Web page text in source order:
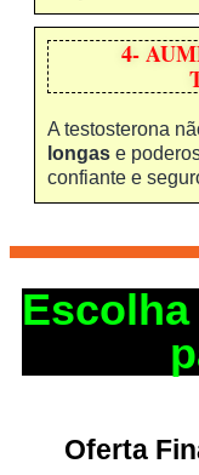
4-
A testosterona
longas e
confiante e
Oferta